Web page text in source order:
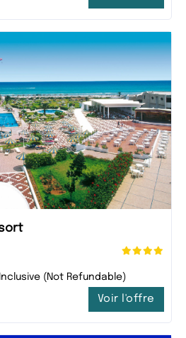
(Not Refundable)
Voir l'offre